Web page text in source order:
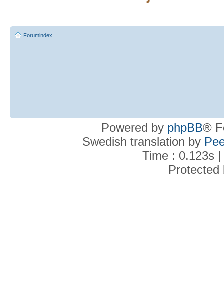
Forumindex
Powered by phpBB®
Swedish translation by
Time : 0.123s